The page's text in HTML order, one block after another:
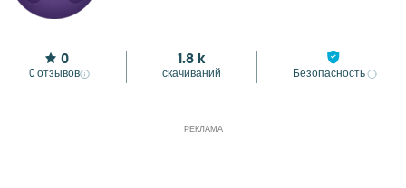
0
0 отзывов
1.8 k
скачиваний Безопасность
РЕКЛАМА